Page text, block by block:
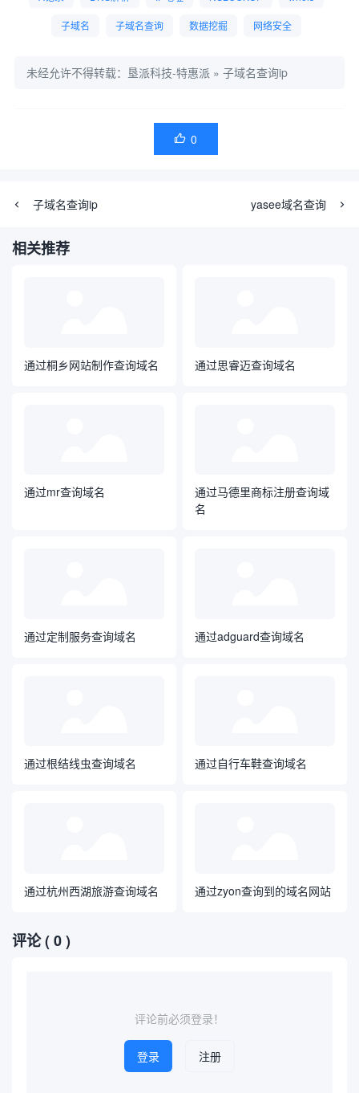
子域名 子域名查询 数据挖掘 网络安全
未经允许不得转载： 垦派科技-特惠派 » 子域名查询ip
 0
子域名查询ip yasee域名查询
相关推荐
通过桐乡网站制作查询域名 通过思睿迈查询域名
通过mr查询域名
通过马德里商标注册查询域
名
通过定制服务查询域名 通过adguard查询域名
通过根结线虫查询域名 通过自行车鞋查询域名
通过杭州西湖旅游查询域名 通过zyon查询到的域名网站
评论( 0 )
评论前必须登录！
登录 注册